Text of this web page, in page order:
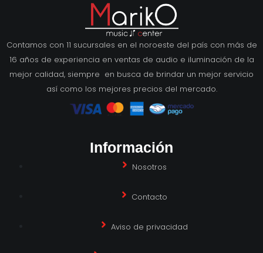
Contamos con 11 sucursales en el noroeste del país con más de
16 años de experiencia en ventas de audio e iluminación de la
mejor calidad, siempre en busca de brindar un mejor servicio
así como los mejores precios del mercado.
Información
Nosotros
Contacto
Aviso de privacidad